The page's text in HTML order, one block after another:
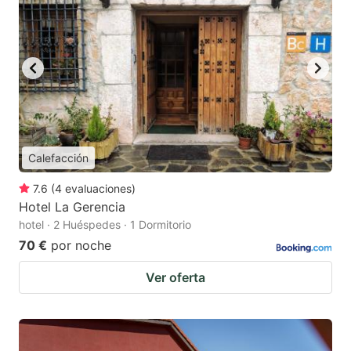
Calefacción
7.6 (4 evaluaciones)
Hotel La Gerencia
hotel · 2 Huéspedes · 1 Dormitorio
70 € por noche
Ver oferta